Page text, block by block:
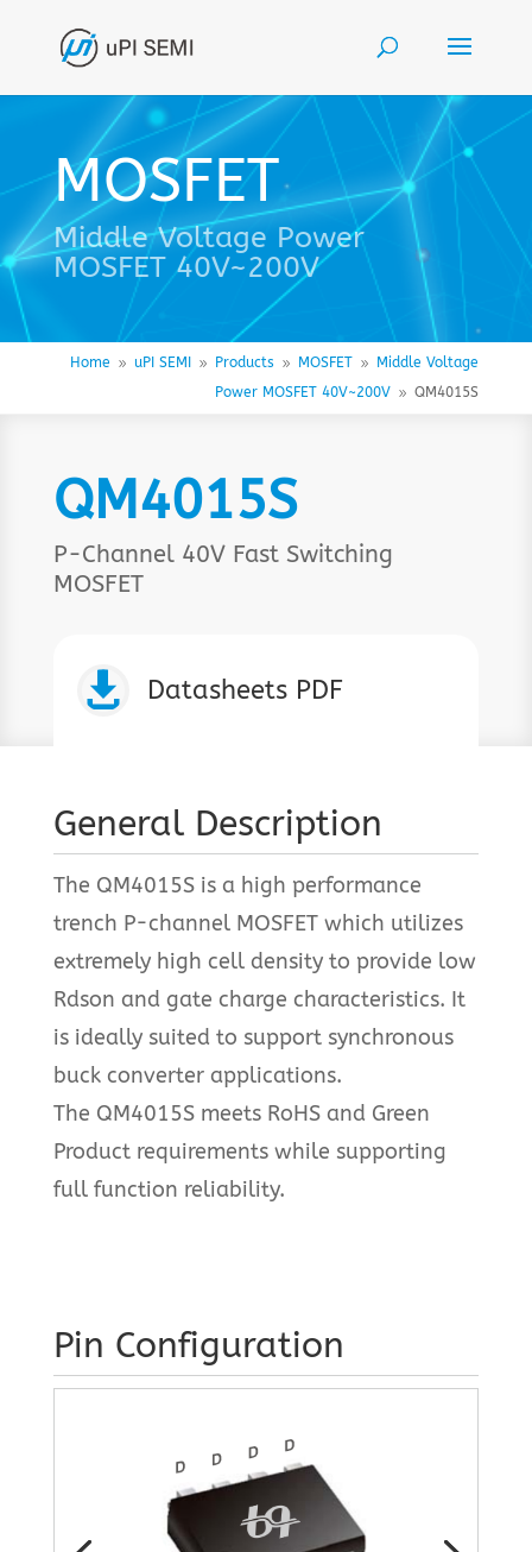
MOSFET
Middle Voltage Power
MOSFET 40V~200V
Home 9 uPI SEMI 9 Products 9 MOSFET 9
Middle Voltage
Power MOSFET 40V~200V 9 QM4015S
QM4015S
P-Channel 40V Fast Switching
MOSFET
 Datasheets PDF
General Description
The QM4015S is a high performance
trench P-channel MOSFET which utilizes
extremely high cell density to provide low
Rdson and gate charge characteristics. It
is ideally suited to support synchronous
buck converter applications.
The QM4015S meets RoHS and Green
Product requirements while supporting
full function reliability.
Pin Configuration